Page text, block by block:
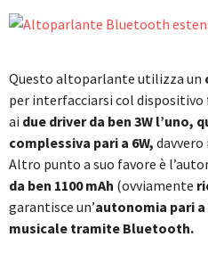
Questo altoparlante utilizza un
per interfacciarsi col
ai due driver da ben 3W l’uno,
complessiva pari a 6W,
Altro punto a suo favore è
da ben 1100 mAh (ovviamente
garantisce un’autonomia pari a
musicale tramite Bluetooth.